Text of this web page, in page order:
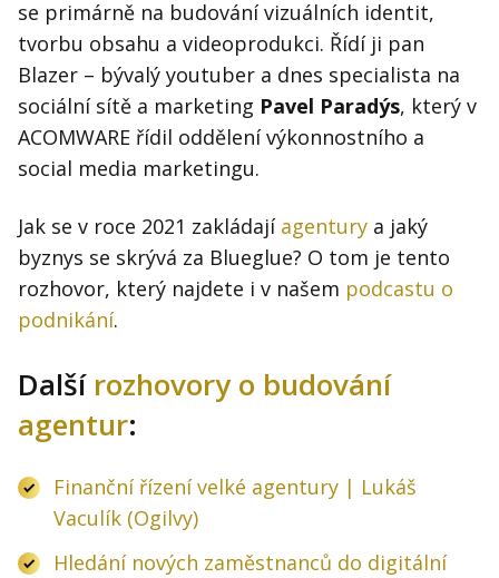
se primárně na budování vizuálních identit,
tvorbu obsahu a videoprodukci. Řídí ji pan
Blazer – bývalý youtuber a dnes specialista na
sociální sítě a marketing Pavel Paradýs, který v
ACOMWARE řídil oddělení výkonnostního a
social media marketingu.
Jak se v roce 2021 zakládají agentury a jaký
byznys se skrývá za Blueglue? O tom je tento
rozhovor, který najdete i v našem podcastu o
podnikání.
Další rozhovory o budování
agentur:
Finanční řízení velké agentury | Lukáš
Vaculík (Ogilvy)
Hledání nových zaměstnanců do digitální